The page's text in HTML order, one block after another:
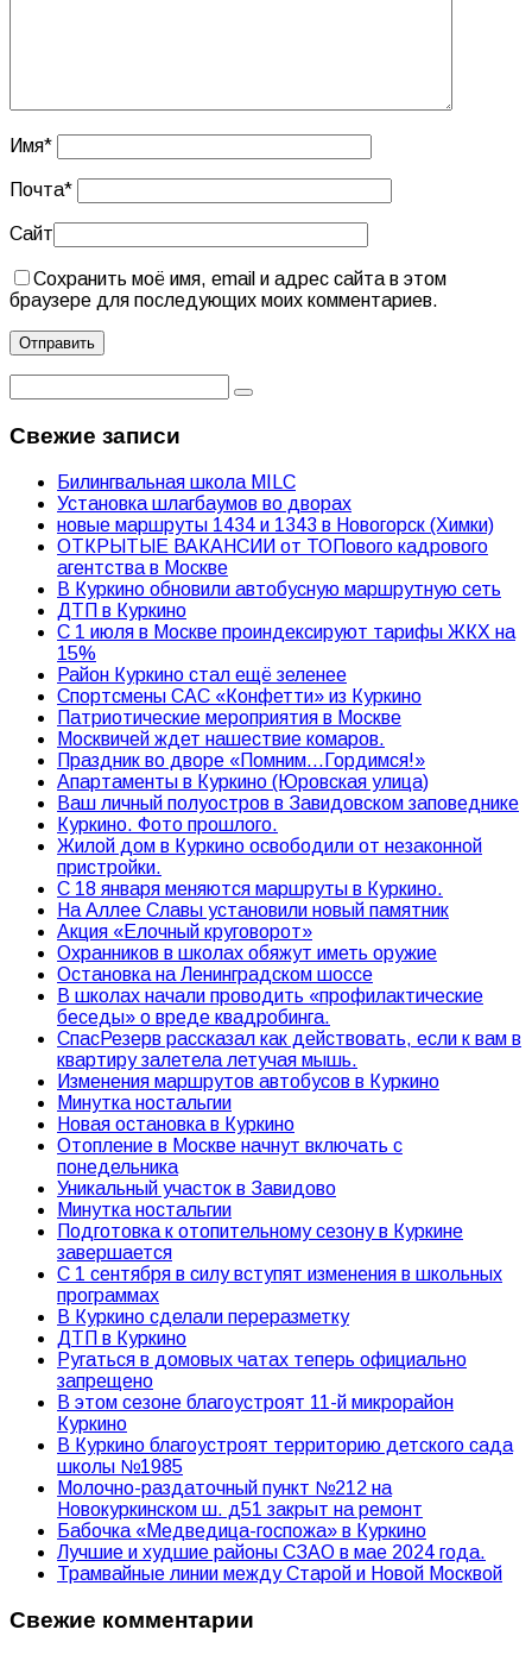
Имя*
Почта*
Сайт
Сохранить моё имя, email и адрес сайта в этом
браузере для последующих моих комментариев.
Свежие записи
Билингвальная школа MILC
Установка шлагбаумов во дворах
новые маршруты 1434 и 1343 в Новогорск (Химки)
ОТКРЫТЫЕ ВАКАНСИИ от ТОПового кадрового
агентства в Москве
В Куркино обновили автобусную маршрутную сеть
ДТП в Куркино
С 1 июля в Москве проиндексируют тарифы ЖКХ на
15%
Район Куркино стал ещё зеленее
Спортсмены САС «Конфетти» из Куркино
Патриотические мероприятия в Москве
Москвичей ждет нашествие комаров.
Праздник во дворе «Помним…Гордимся!»
Апартаменты в Куркино (Юровская улица)
Ваш личный полуостров в Завидовском заповеднике
Куркино. Фото прошлого.
Жилой дом в Куркино освободили от незаконной
пристройки.
С 18 января меняются маршруты в Куркино.
На Аллее Славы установили новый памятник
Акция «Елочный круговорот»
Охранников в школах обяжут иметь оружие
Остановка на Ленинградском шоссе
В школах начали проводить «профилактические
беседы» о вреде квадробинга.
СпасРезерв рассказал как действовать, если к вам в
квартиру залетела летучая мышь.
Изменения маршрутов автобусов в Куркино
Минутка ностальгии
Новая остановка в Куркино
Отопление в Москве начнут включать с
понедельника
Уникальный участок в Завидово
Минутка ностальгии
Подготовка к отопительному сезону в Куркине
завершается
С 1 сентября в силу вступят изменения в школьных
программах
В Куркино сделали переразметку
ДТП в Куркино
Ругаться в домовых чатах теперь официально
запрещено
В этом сезоне благоустроят 11-й микрорайон
Куркино
В Куркино благоустроят территорию детского сада
школы №1985
Молочно-раздаточный пункт №212 на
Новокуркинском ш. д51 закрыт на ремонт
Бабочка «Медведица-госпожа» в Куркино
Лучшие и худшие районы СЗАО в мае 2024 года.
Трамвайные линии между Старой и Новой Москвой
Свежие комментарии